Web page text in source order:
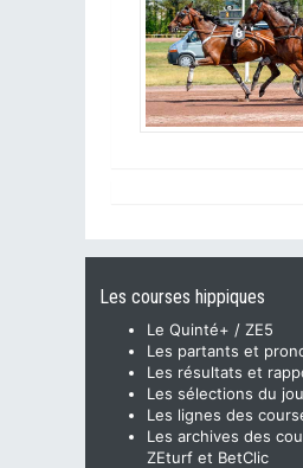
Les courses hippiques
Le Quinté+ / ZE5
Les partants et
Les résultats et
Les sélections du
Les lignes des
Les archives des
ZEturf et BetClic